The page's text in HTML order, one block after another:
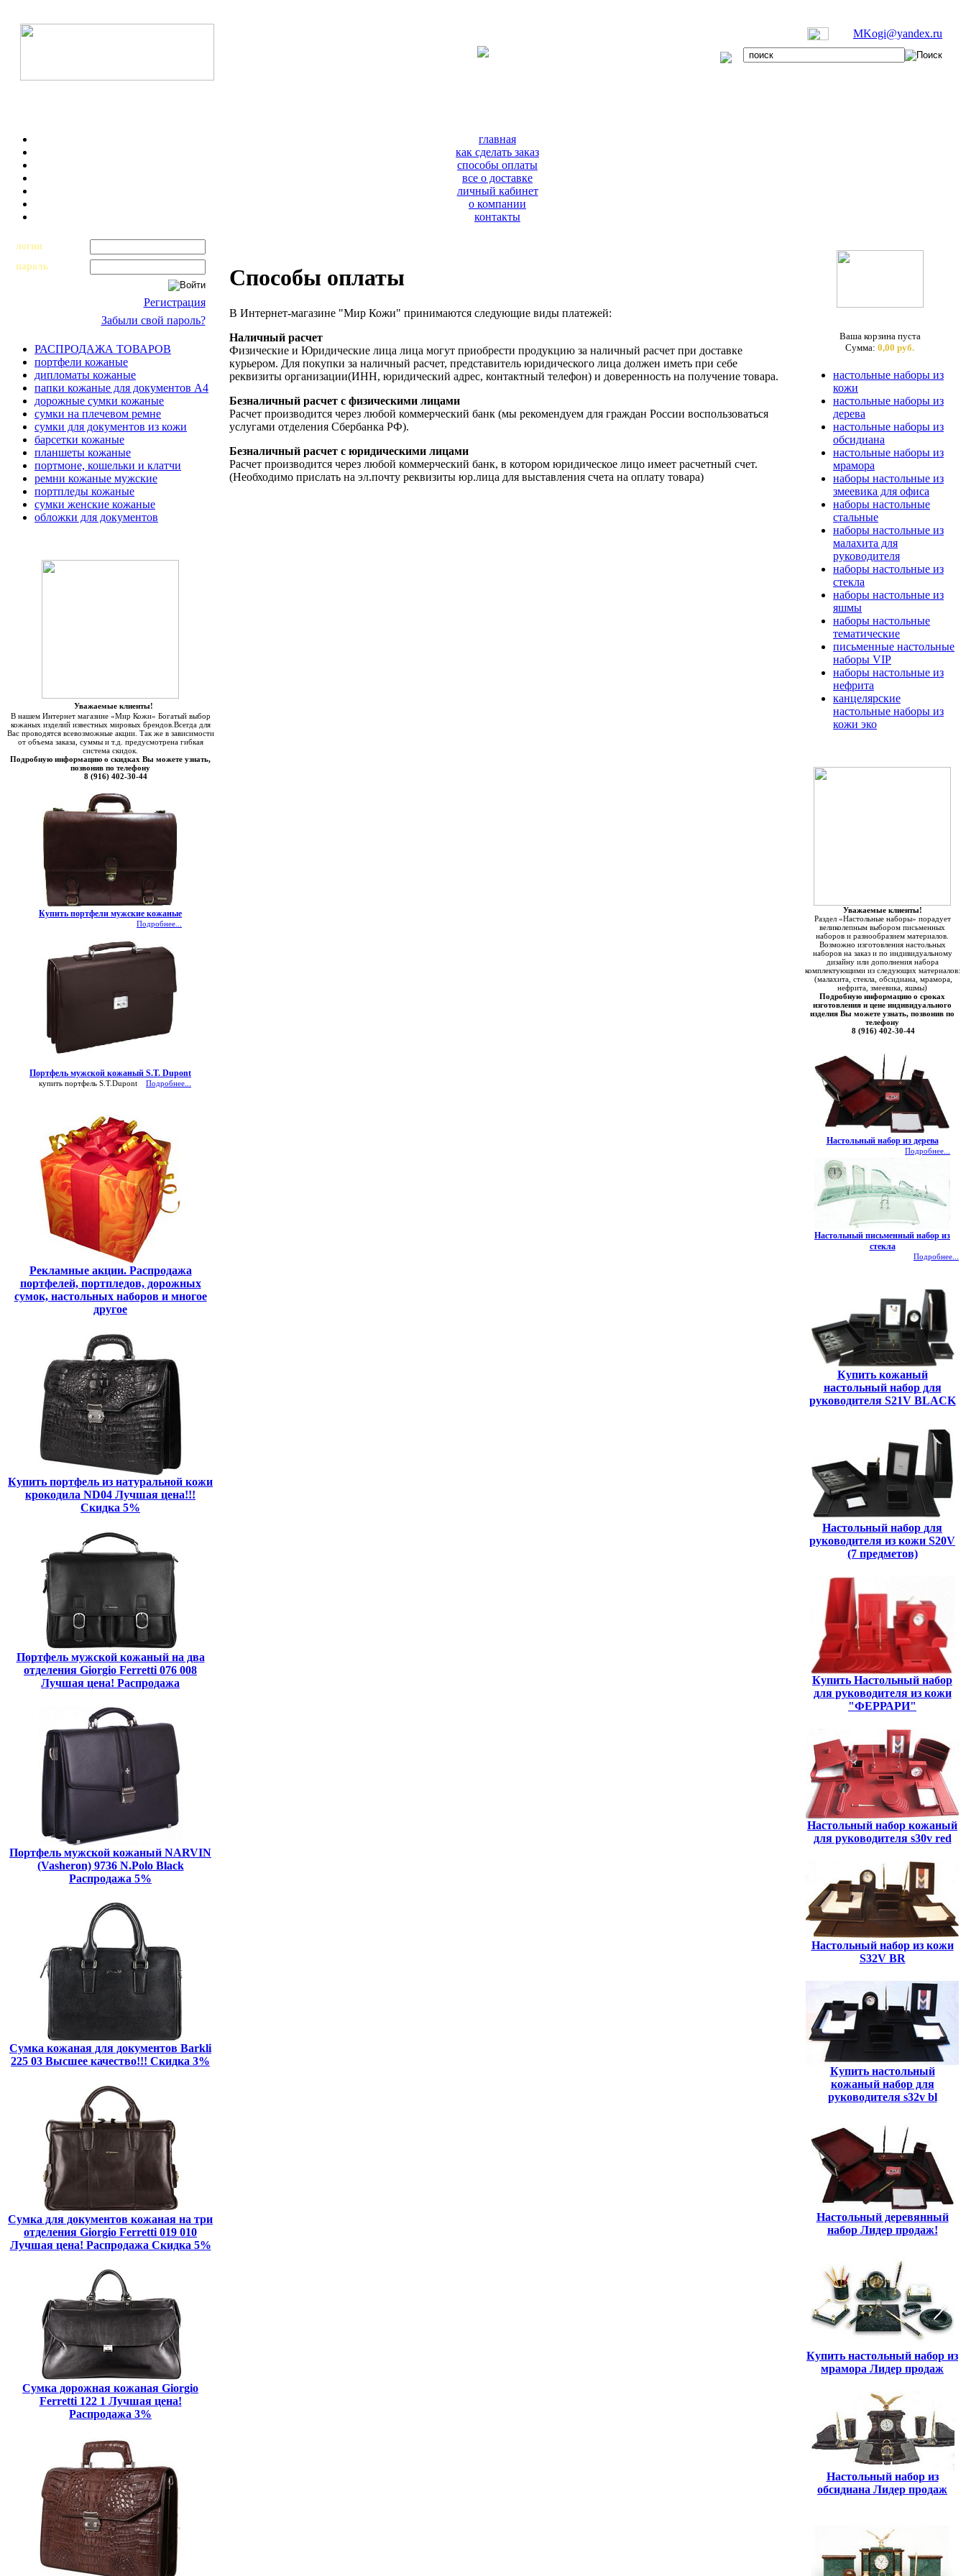
MKogi@yandex.ru
главная
как сделать заказ
способы оплаты
все о доставке
личный кабинет
о компании
контакты
логин
пароль
Регистрация
Забыли свой пароль?
РАСПРОДАЖА ТОВАРОВ
портфели кожаные
дипломаты кожаные
папки кожаные для документов А4
дорожные сумки кожаные
сумки на плечевом ремне
сумки для документов из кожи
барсетки кожаные
планшеты кожаные
портмоне, кошельки и клатчи
ремни кожаные мужские
портпледы кожаные
сумки женские кожаные
обложки для документов
Уважаемые клиенты!
В нашем Интернет магазине «Мир Кожи» Богатый выбор
кожаных изделий известных мировых брендов.Всегда для
Вас проводятся всевозможные акции. Так же в зависимости
от объема заказа, суммы и т.д. предусмотрена гибкая
система скидок.
Подробную информацию о скидках Вы можете узнать,
позвонив по телефону
8 (916) 402-30-44
Купить портфели мужские кожаные
Подробнее...
Портфель мужской кожаный S.T. Dupont
купить портфель S.T.Dupont Подробнее...
Рекламные акции. Распродажа
портфелей, портпледов, дорожных
сумок, настольных наборов и многое
другое
Купить портфель из натуральной кожи
крокодила ND04 Лучшая цена!!!
Скидка 5%
Портфель мужской кожаный на два
отделения Giorgio Ferretti 076 008
Лучшая цена! Распродажа
Портфель мужской кожаный NARVIN
(Vasheron) 9736 N.Polo Black
Распродажа 5%
Сумка кожаная для документов Barkli
225 03 Высшее качество!!! Скидка 3%
Сумка для документов кожаная на три
отделения Giorgio Ferretti 019 010
Лучшая цена! Распродажа Скидка 5%
Сумка дорожная кожаная Giorgio
Ferretti 122 1 Лучшая цена!
Распродажа 3%
Способы оплаты
В Интернет-магазине "Мир Кожи" принимаются следующие виды платежей:
Наличный расчет
Физические и Юридические лица лица могут приобрести продукцию за наличный расчет при доставке
курьером. Для покупки за наличный расчет, представитель юридического лица должен иметь при себе
реквизиты организации(ИНН, юридический адрес, контактный телефон) и доверенность на получение товара.
Безналичный расчет с физическими лицами
Расчет производится через любой коммерческий банк (мы рекомендуем для граждан России воспользоваться
услугами отделения Сбербанка РФ).
Безналичный расчет с юридическими лицами
Расчет производится через любой коммерческий банк, в котором юридическое лицо имеет расчетный счет.
(Необходимо прислать на эл.почту реквизиты юр.лица для выставления счета на оплату товара)
Ваша корзина пуста
Сумма: 0,00 руб.
настольные наборы из
кожи
настольные наборы из
дерева
настольные наборы из
обсидиана
настольные наборы из
мрамора
наборы настольные из
змеевика для офиса
наборы настольные
стальные
наборы настольные из
малахита для
руководителя
наборы настольные из
стекла
наборы настольные из
яшмы
наборы настольные
тематические
письменные настольные
наборы VIP
наборы настольные из
нефрита
канцелярские
настольные наборы из
кожи эко
Уважаемые клиенты!
Раздел «Настольные наборы» порадует
великолепным выбором письменных
наборов и разнообразием материалов.
Возможно изготовления настольных
наборов на заказ и по индивидуальному
дизайну или дополнения набора
комплектующими из следующих материалов:
(малахита, стекла, обсидиана, мрамора,
нефрита, змеевика, яшмы)
Подробную информацию о сроках
изготовления и цене индивидуального
изделия Вы можете узнать, позвонив по
телефону
8 (916) 402-30-44
Настольный набор из дерева
Подробнее...
Настольный письменный набор из
стекла
Подробнее...
Купить кожаный
настольный набор для
руководителя S21V BLACK
Настольный набор для
руководителя из кожи S20V
(7 предметов)
Купить Настольный набор
для руководителя из кожи
"ФЕРРАРИ"
Настольный набор кожаный
для руководителя s30v red
Настольный набор из кожи
S32V BR
Купить настольный
кожаный набор для
руководителя s32v bl
Настольный деревянный
набор Лидер продаж!
Купить настольный набор из
мрамора Лидер продаж
Настольный набор из
обсидиана Лидер продаж